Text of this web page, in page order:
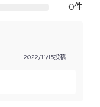
0件
2022/11/15投稿